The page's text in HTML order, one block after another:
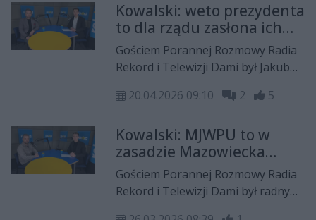
Kowalski: weto prezydenta
to dla rządu zasłona ich
własnej porażki
Gościem Porannej Rozmowy Radia
Rekord i Telewizji Dami był Jakub
województwa mazowieckiego z
20.04.2026 09:10 2 5
Kowalski: MJWPU to w
zasadzie Mazowiecka
Jednostka Wdrażania
Polityki Struzika
Gościem Porannej Rozmowy Radia
Rekord i Telewizji Dami był radny